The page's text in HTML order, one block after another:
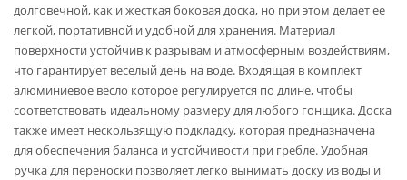
долговечной, как и жесткая боковая доска, но при этом делает ее
легкой, портативной и удобной для хранения. Материал
поверхности устойчив к разрывам и атмосферным воздействиям,
что гарантирует веселый день на воде. Входящая в комплект
алюминиевое весло которое регулируется по длине, чтобы
соответствовать идеальному размеру для любого гонщика. Доска
также имеет нескользящую подкладку, которая предназначена
для обеспечения баланса и устойчивости при гребле. Удобная
ручка для переноски позволяет легко вынимать доску из воды и